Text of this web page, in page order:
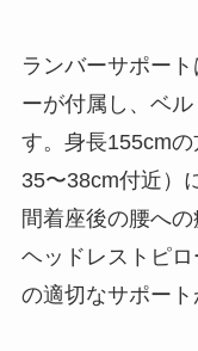
ランバーサポー
ーが付属し、ベ
す。身長155cm
35〜38cm付近）
間着座後の腰へ
ヘッドレストピ
の適切なサポート